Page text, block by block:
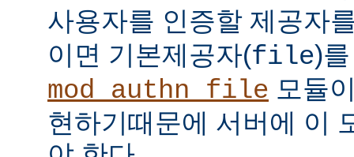
사용자를 인증할 제공자
이면 기본제공자(file)
mod_authn_file 모듈
현하기때문에 서버에 이